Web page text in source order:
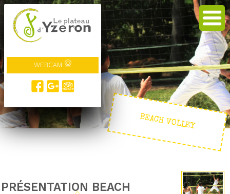
WEBCAM
BEACH VOLLEY
PRÉSENTATION BEACH